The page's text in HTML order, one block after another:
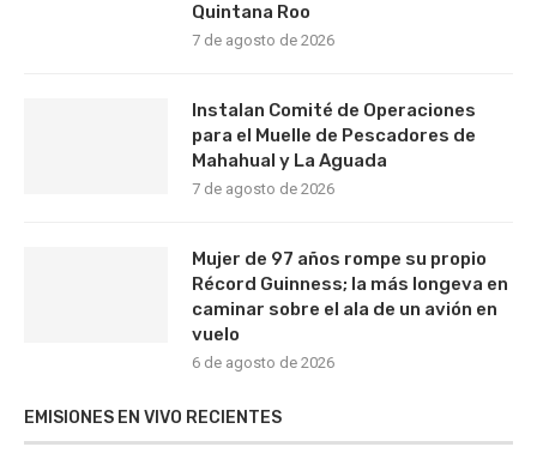
Quintana Roo
7 de agosto de 2026
Instalan Comité de Operaciones
para el Muelle de Pescadores de
Mahahual y La Aguada
7 de agosto de 2026
Mujer de 97 años rompe su propio
Récord Guinness; la más longeva en
caminar sobre el ala de un avión en
vuelo
6 de agosto de 2026
EMISIONES EN VIVO RECIENTES